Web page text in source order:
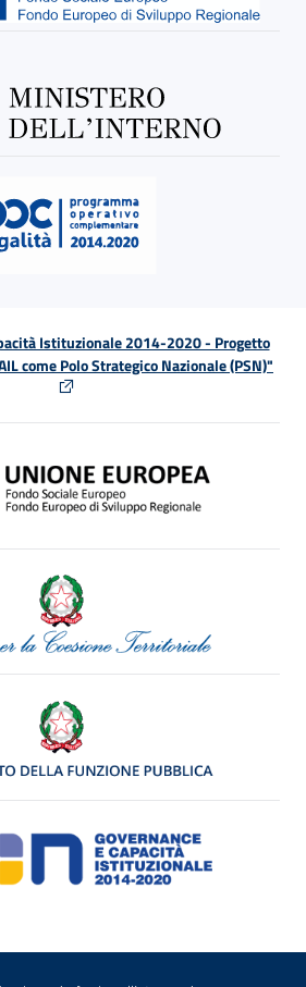
Istituzionale 2014-2020 - Progetto
come Polo Strategico Nazionale (PSN)"